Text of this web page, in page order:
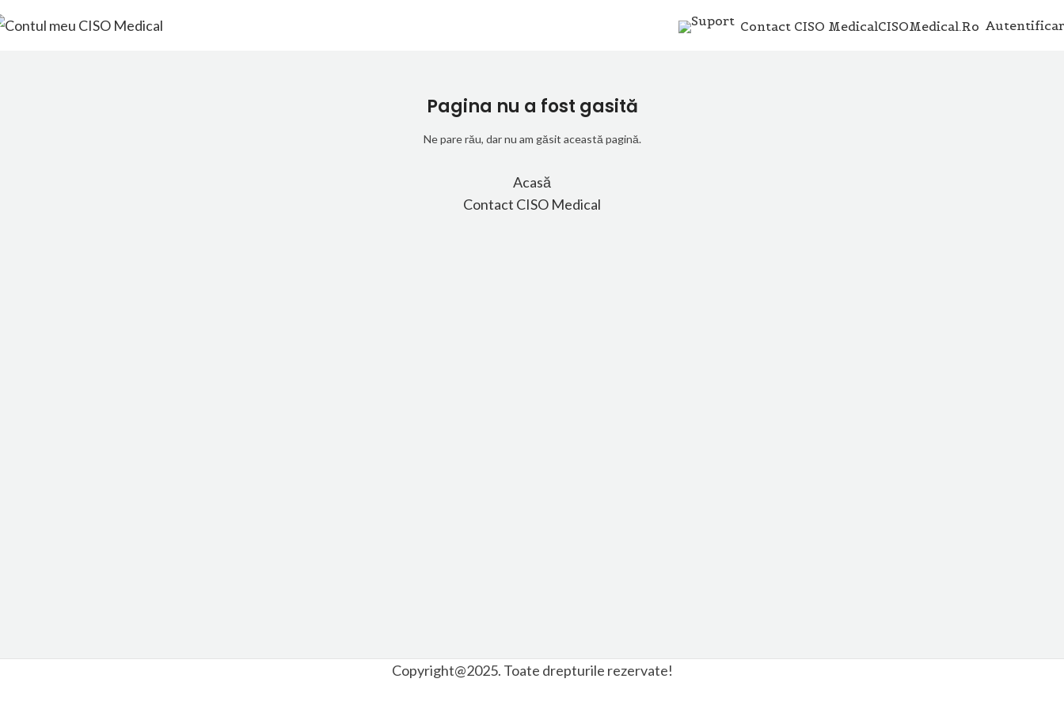
Contact CISO MedicalCISOMedical.ro
Pagina nu a fost gasită
Ne pare rău, dar nu am găsit această pagină.
Acasă
Contact CISO Medical
Copyright@2025. Toate drepturile rezervate!